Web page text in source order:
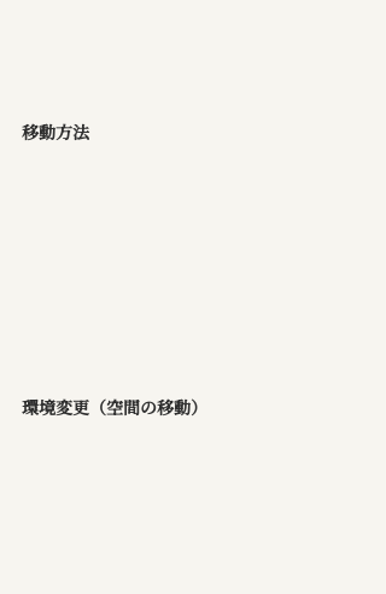
移動方法
環境変更（空間の移動）